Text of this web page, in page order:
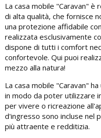
La casa mobile "Caravan" è
di alta qualità, che fornisce
una protezione affidabile
realizzata esclusivamente
dispone di tutti i comfort
confortevole. Qui puoi
mezzo alla natura!
La casa mobile "Caravan"
in modo da poter utilizzare
per vivere o ricreazione
d'ingresso sono incluse nel
più attraente e redditizia.